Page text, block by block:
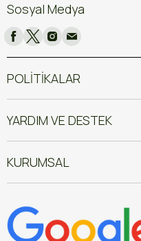
Sosyal Medya
POLİTİKALAR
YARDIM VE DESTEK
KURUMSAL